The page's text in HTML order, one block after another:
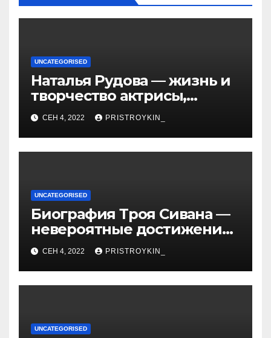
UNCATEGORISED
Наталья Рудова — жизнь и
творчество актрисы,
популярные фильмы и
личные подробности
СЕН 4, 2022 PRISTROYKIN_
UNCATEGORISED
Биография Троя Сивана —
невероятные достижения,
искристая карьера и
тайная личная жизнь гуру
YouTube
СЕН 4, 2022 PRISTROYKIN_
UNCATEGORISED